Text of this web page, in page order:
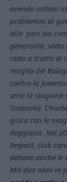
avendo saltato
problemini al
alla pari dei
generosità,
resto si tratta di
maglia del
contro la
serie la stagione
Sassuolo).
gioca con le
Reggiana. Nel
Impact, club
detiene anche
Mls due anni in